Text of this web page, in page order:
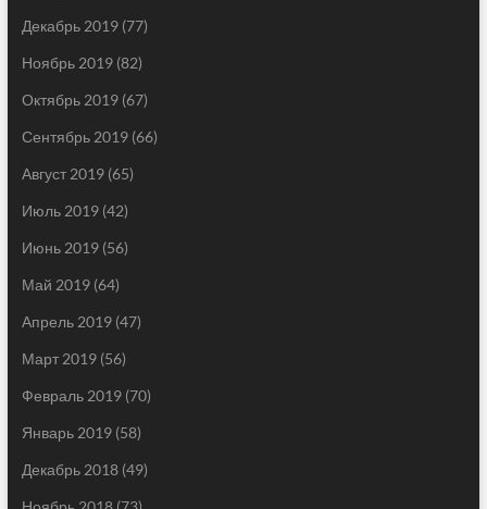
Декабрь 2019(77)
Ноябрь 2019(82)
Октябрь 2019(67)
Сентябрь 2019(66)
Август 2019(65)
Июль 2019(42)
Июнь 2019(56)
Май 2019(64)
Апрель 2019(47)
Март 2019(56)
Февраль 2019(70)
Январь 2019(58)
Декабрь 2018(49)